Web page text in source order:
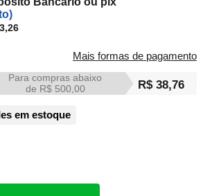
Mais formas de pagamento
Para compras abaixo
de R$ 500,00
R$ 38,76
em estoque